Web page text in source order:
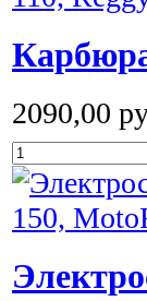
2090,00